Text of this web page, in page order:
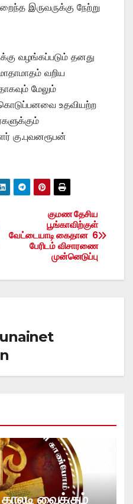
இருவருக்கு நேற்று
வழங்கப்படும் தனது
வறிய
மேலும்
உதவியற்ற
கு.புவனரூபன்
குமண தேசிய
பூங்காவிற்குள்
வேட்டையாடி கைதான 6
பேரிடம் விசாரணை
முன்னெடுப்பு
வைக்கும்